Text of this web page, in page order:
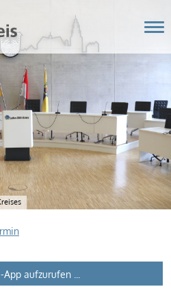
des Kreistages.
aufzurufen ...